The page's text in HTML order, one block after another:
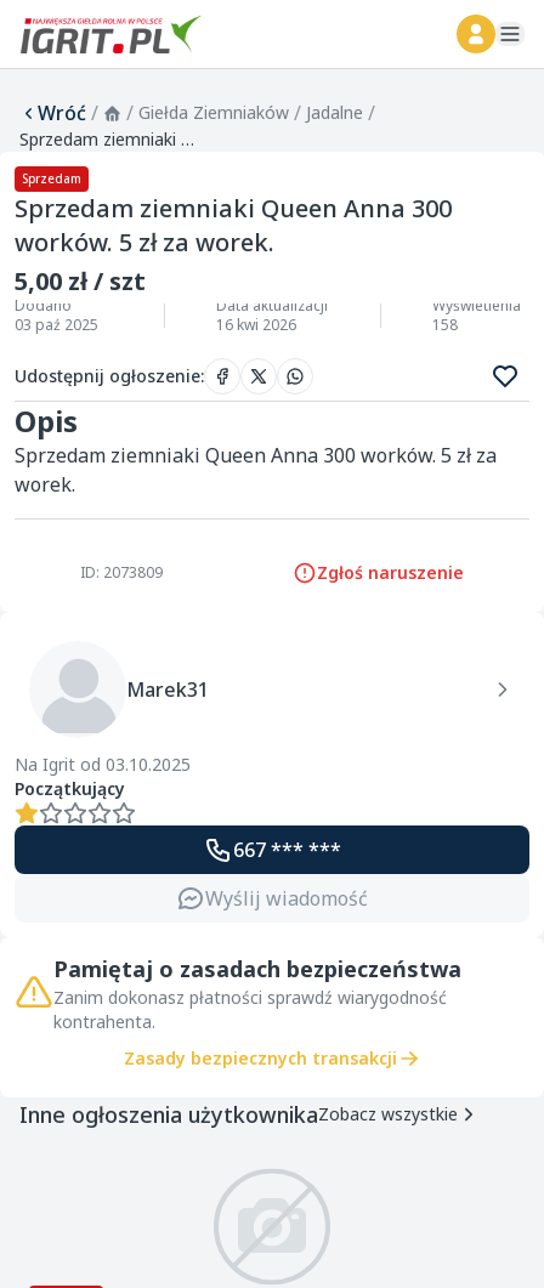
Wróć/ / Giełda Ziemniaków / Jadalne /
Sprzedam ziemniaki Queen Anna 300 worków. 5 zł za worek.
Sprzedam
Sprzedam ziemniaki Queen Anna 300
worków. 5 zł za worek.
5,00 zł / szt
Dodano
03 paź 2025
Data aktualizacji
16 kwi 2026
Wyświetlenia
158
Udostępnij ogłoszenie:
Opis
Sprzedam ziemniaki Queen Anna 300 worków. 5 zł za
worek.
ID: 2073809 Zgłoś naruszenie
Marek31
Na Igrit od 03.10.2025
Początkujący
667 *** ***
Wyślij wiadomość
Pamiętaj o zasadach bezpieczeństwa
Zanim dokonasz płatności sprawdź wiarygodność
kontrahenta.
Zasady bezpiecznych transakcji
Inne ogłoszenia użytkownikaZobacz wszystkie